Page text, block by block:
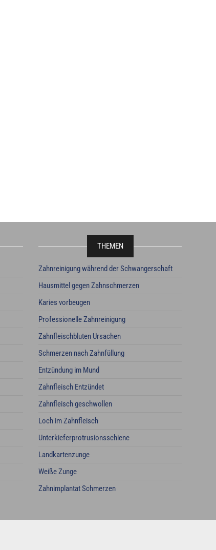
THEMEN
Zahnreinigung während der Schwangerschaft
Hausmittel gegen Zahnschmerzen
Karies vorbeugen
Professionelle Zahnreinigung
Zahnfleischbluten Ursachen
Schmerzen nach Zahnfüllung
Entzündung im Mund
Zahnfleisch Entzündet
Zahnfleisch geschwollen
Loch im Zahnfleisch
Unterkieferprotrusionsschiene
Landkartenzunge
Weiße Zunge
Zahnimplantat Schmerzen